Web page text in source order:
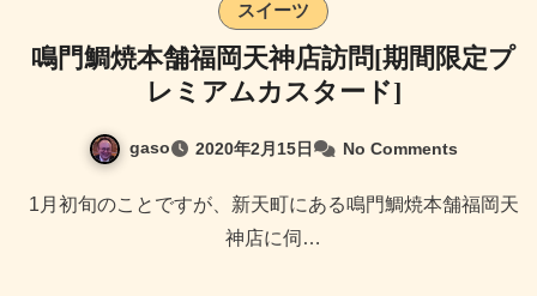
スイーツ
鳴門鯛焼本舗福岡天神店訪問[期間限定プ
レミアムカスタード]
gaso 2020年2月15日 No Comments
1月初旬のことですが、新天町にある鳴門鯛焼本舗福岡天
神店に伺…